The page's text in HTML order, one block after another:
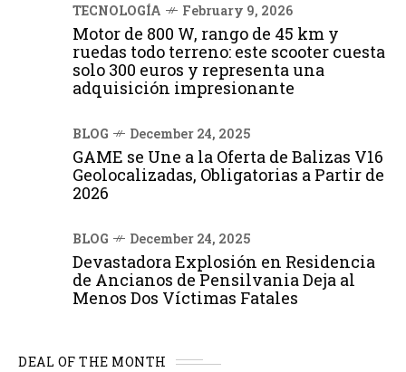
TECNOLOGÍA February 9, 2026
Motor de 800 W, rango de 45 km y
ruedas todo terreno: este scooter cuesta
solo 300 euros y representa una
adquisición impresionante
BLOG December 24, 2025
GAME se Une a la Oferta de Balizas V16
Geolocalizadas, Obligatorias a Partir de
2026
BLOG December 24, 2025
Devastadora Explosión en Residencia
de Ancianos de Pensilvania Deja al
Menos Dos Víctimas Fatales
DEAL OF THE MONTH